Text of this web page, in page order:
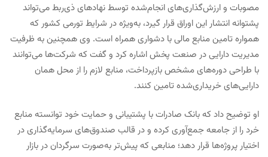
مصوبات و ارزش‌گذاری‌های انجام‌شده توسط نهادهای ذی‌ربط می‌تواند
پشتوانه انتشار این اوراق قرار گیرد، به‌ویژه در شرایط تورمی کشور که
همواره تامین منابع مالی با دشواری همراه است. وی همچنین به ظرفیت
مدیریت دارایی در صنعت پخش اشاره کرد و گفت که شرکت‌ها می‌توانند
با طراحی دوره‌های مشخص بازپرداخت، منابع لازم را از محل همان
دارایی‌های خریداری‌شده تامین کنند.
او توضیح داد که بانک صادرات با پشتیبانی و حمایت خود توانسته منابع
خرد را از جامعه جمع‌آوری کرده و در قالب صندوق‌های سرمایه‌گذاری در
اختیار پروژه‌ها قرار دهد؛ منابعی که پیش‌تر به‌صورت سرگردان در بازار